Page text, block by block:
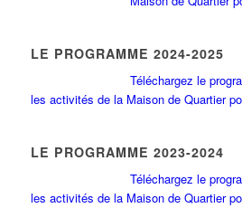
LE PROGRAMME 2024-2025
Téléchargez le
les activités de la Maison de Quartier
LE PROGRAMME 2023-2024
Téléchargez le
les activités de la Maison de Quartier